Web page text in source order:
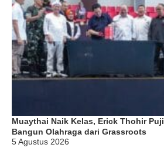
Muaythai Naik Kelas, Erick Thohir
Bangun Olahraga dari Grassroots
5 Agustus 2026